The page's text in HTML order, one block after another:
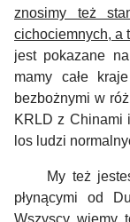
znosimy też
cichociemnych, a
jest pokazane
mamy całe
bezbożnymi w
KRLD z
los ludzi
My też
płynącymi od
Wszyscy wiemy